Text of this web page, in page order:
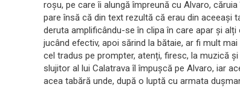
roșu, pe care îi alungă împreună cu Alvaro,
pare însă că din text rezultă că erau din aceeași
deruta amplificându-se în clipa în care apar și
jucând efectiv, apoi sărind la bătaie, ar fi mult
cel tradus pe prompter, atenți, firesc, la muzică
slujitor al lui Calatrava îl împușcă pe Alvaro, iar
acea tabără unde, după o luptă cu armata